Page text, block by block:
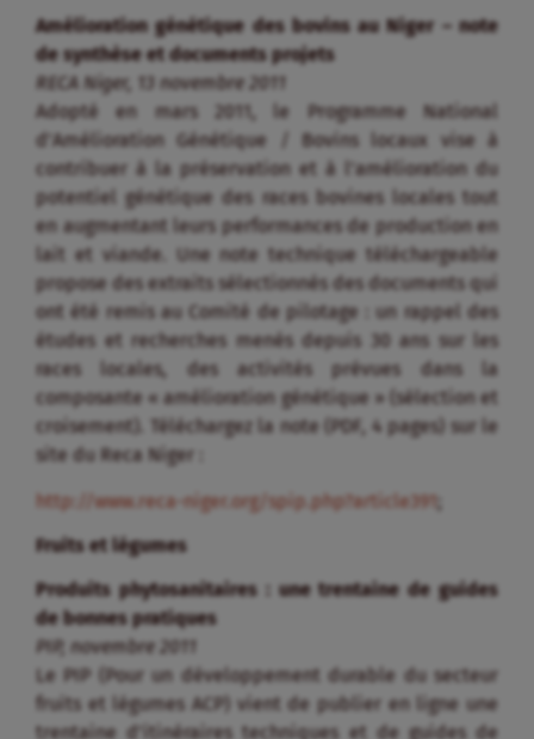
Amélioration génétique des bovins au Niger – note
de synthèse et documents projets
RECA Niger, 13 novembre 2011
Adopté en mars 2011, le Programme National
d’Amélioration Génétique / Bovins locaux vise à
contribuer à la préservation et à l’amélioration du
potentiel génétique des races bovines locales tout
en augmentant leurs performances de production en
lait et viande. Une note technique téléchargeable
propose des extraits sélectionnés des documents qui
ont été remis au Comité de pilotage : un rappel des
études et recherches menés depuis 30 ans sur les
races locales, des activités prévues dans la
composante « amélioration génétique » (sélection et
croisement). Téléchargez la note (PDF, 4 pages) sur le
site du Reca Niger :
http://www.reca-niger.org/spip.php?article391
Fruits et légumes
Produits phytosanitaires : une trentaine de guides
de bonnes pratiques
PIP, novembre 2011
Le PIP (Pour un développement durable du secteur
fruits et légumes ACP) vient de publier en ligne une
trentaine d’itinéraires techniques et de guides de